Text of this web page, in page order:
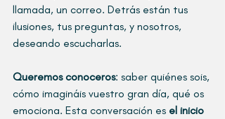
llamada, un correo. Detrás están tus
ilusiones, tus preguntas, y nosotros,
deseando escucharlas.
Queremos conoceros: saber quiénes sois,
cómo imagináis vuestro gran día, qué os
emociona. Esta conversación es el inicio